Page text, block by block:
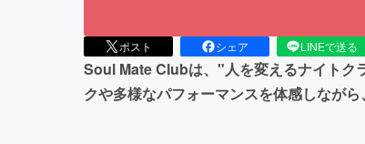
ポスト シェア LINEで送る
Soul Mate Clubは、"人を変えるナイトク
クや多様なパフォーマンスを体感しなが